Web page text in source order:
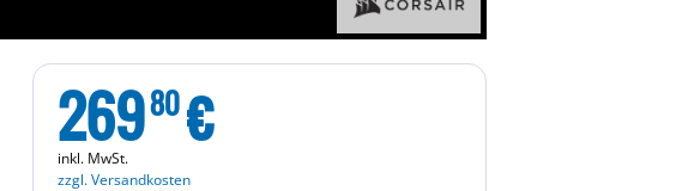
26980€
inkl. MwSt.
zzgl. Versandkosten